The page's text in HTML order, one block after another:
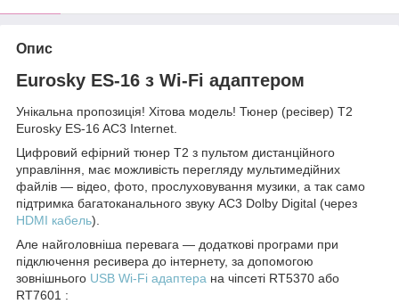
Опис
Eurosky ES-16 з Wi-Fi адаптером
Унікальна пропозиція! Хітова модель! Тюнер (ресівер) T2
Eurosky ES-16 AC3 Internet.
Цифровий ефірний тюнер T2 з пультом дистанційного
управління, має можливість перегляду мультимедійних
файлів ― відео, фото, прослуховування музики, а так само
підтримка багатоканального звуку AC3 Dolby Digital (через
HDMI кабель).
Але найголовніша перевага ― додаткові програми при
підключення ресивера до інтернету, за допомогою
зовнішнього USB Wi-Fi адаптера на чіпсеті RT5370 або
RT7601 :